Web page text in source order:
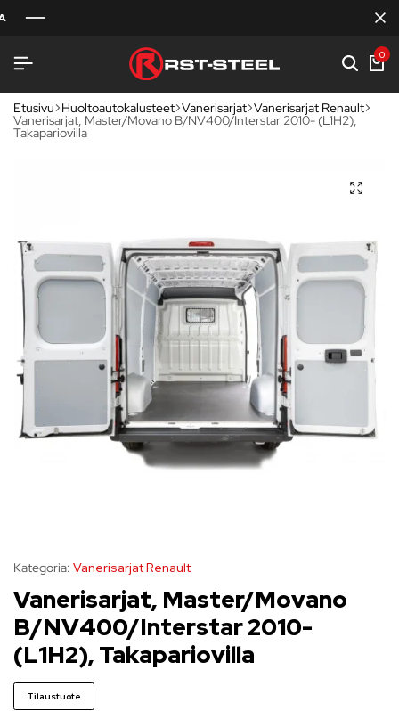
0
Etusivu Huoltoautokalusteet Vanerisarjat Vanerisarjat Renault
Vanerisarjat, Master/Movano B/NV400/Interstar 2010- (L1H2),
Takapariovilla
Kategoria: Vanerisarjat Renault
Vanerisarjat, Master/Movano
B/NV400/Interstar 2010-
(L1H2), Takapariovilla
Tilaustuote